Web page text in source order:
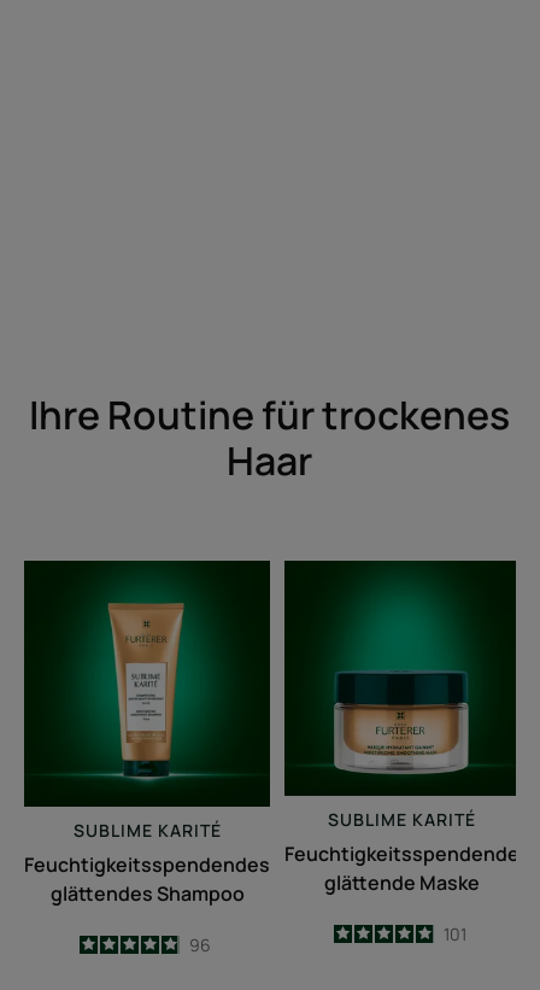
Ihre Routine für trockenes
Haar
glättendes
Shampoo
SUBLIME KARITÉ
Feuchtigkeitsspendendes
glättendes Shampoo
4.9
/5
96
SUBLIME KARITÉ
Feuchtigkeitsspendende
glättende Maske
4.9
/5
101